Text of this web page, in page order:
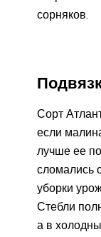
сорняков.
Сорт
если
лучше ее
сломались
уборки
Стебли
а в